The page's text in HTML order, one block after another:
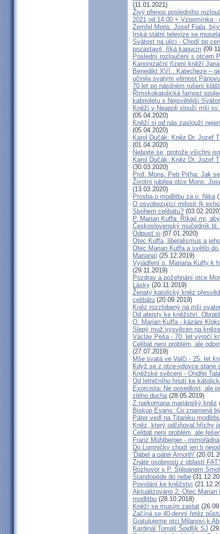
(11.01.2021)
Živý přenos posledního
2021 od 14:00 + Vzpomínka
Zemřel Mons. Josef Fiala,
Irská státní televize se
Svátost na ulici - Chodí po
pozastavit, říká kapucín
Poslední rozloučení s otcem
Kanonizační řízení kněží
Benedikt XVI.: Katecheze –
učinila svatým věrnost
70 let po násilném rušení
Římskokatolická farnost
kabrioletu s Nejsvětější
Kněží v Neapoli slouží mši
(05.04.2020)
Kněží si od nás zaslouží
(05.04.2020)
Karol Dučák: Kněz Dr. Jozef
(01.04.2020)
Nebojte se, protože všichni
Karol Dučák: Kněz Dr. Jozef
(30.03.2020)
Prof. Mons. Petr Piťha: Jak
Životní jubilea otce Mons.
(13.03.2020)
Prosba o modlitbu za o. Nika
O osvobozující milosti (k
Sbohem celibátu?
P. Marian Kuffa: Říkají mi,
Československý mučedník
Odpusť si (07.01.2020)
Otec Kuffa, liberalismus a
Otec Marian Kuffa a světlo
Mariana) (25.12.2019)
Vyjádření o. Mariana Kuffy k
(29.11.2019)
Pozdrav a požehnání otce
Lásky (20.11.2019)
Ženatý katolický kněz
celibátu (20.09.2019)
Kněz rozzlobený na mši
Od ateisty ke kněžství.
O. Marian Kuffa - kázání
Slepý muž vysvěcen na kněze
Václav Peša - 70. let výročí
Celibát není problém, ale
(27.07.2019)
Mše svatá ve Valči - 25. let
Když se z otce-vdovce stane
Kněžské svěcení - Ondřej
Od letničního hnutí ke
Exorcista: Ne posedlost, ale
zlého ducha(28.05.2019)
Z narkomana mariánský kněz
Biskup Evans: Co znamená
Páter vedl na Titaniku
Kněz, který odčiňoval hříchy
Celibát není problém, ale
Franz Mühlberger -
Do Lomničky chodí jen ti
'Ďábel a páter Amorth'
Znáte osobnosti z oblastí
Rozhovor s P. Štěpánem
Štandopéde do nebe
Povolání ke kněžství
Aktualizováno 2: Otec
modlitbu (28.10.2018)
Kněží se musím zastat
Začíná se 40-denní řetěz
Gratulujeme otci Milanovi k
Kardinál Tomáš Špidlík SJ